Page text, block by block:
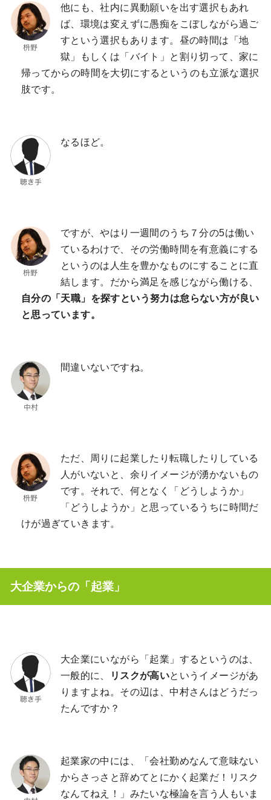
他にも、社内に異動願いを出す選択もあれ
ば、環境は変えずに愚痴をこぼしながら過ご
すという選択もあります。昼の時間は「地
獄」もしくは「バイト」と割り切って、家に
帰ってからの時間を大切にするというのも立派な選択
肢です。
なるほど。
ですが、やはり一週間のうち７分の5は働い
ているわけで、その労働時間を有意義にする
というのは人生を豊かなものにすることに直
結します。だから満足を感じながら働ける、
自分の「天職」を探すという努力は怠らない方が良い
と思っています。
間違いないですね。
ただ、周りに起業したり転職したりしている
人がいないと、余りイメージが湧かないもの
です。それで、何となく「どうしようか」
「どうしようか」と思っているうちに時間だ
けが過ぎていきます。
大企業からの「起業」
大企業にいながら「起業」するというのは、
一般的に、
リスクが高いというイメージがあ
りますよね。その辺は、中村さんはどうだっ
たんですか？
起業家の中には、「会社勤めなんて意味ない
からさっさと辞めてとにかく起業だ！リスク
なんてねえ！」みたいな極論を言う人もいま